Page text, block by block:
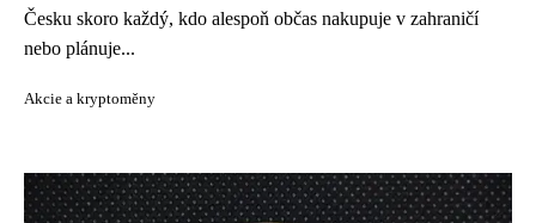
Česku skoro každý, kdo alespoň občas nakupuje v zahraničí
nebo plánuje...
Akcie a kryptoměny